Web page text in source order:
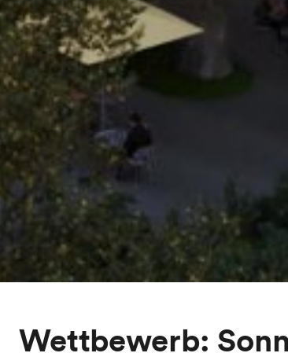
Wettbewerb: